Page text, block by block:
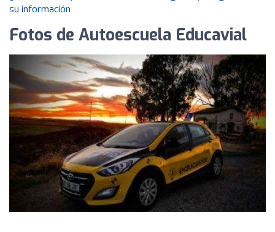
su información
Fotos de Autoescuela Educavial